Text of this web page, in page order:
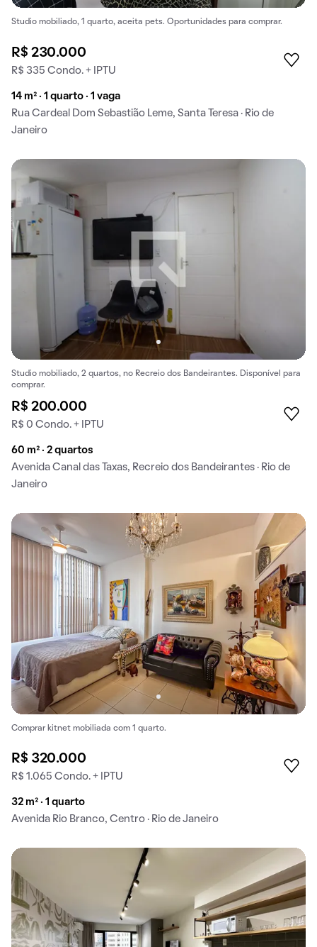
Studio mobiliado, 1 quarto, aceita pets. Oportunidades para comprar.
R$ 230.000
R$ 335 Condo. + IPTU
14 m² · 1 quarto · 1 vaga
Rua Cardeal Dom Sebastião Leme, Santa Teresa · Rio de
Janeiro
Studio mobiliado, 2 quartos, no Recreio dos Bandeirantes. Disponível para
comprar.
R$ 200.000
R$ 0 Condo. + IPTU
60 m² · 2 quartos
Avenida Canal das Taxas, Recreio dos Bandeirantes · Rio de
Janeiro
Comprar kitnet mobiliada com 1 quarto.
R$ 320.000
R$ 1.065 Condo. + IPTU
32 m² · 1 quarto
Avenida Rio Branco, Centro · Rio de Janeiro